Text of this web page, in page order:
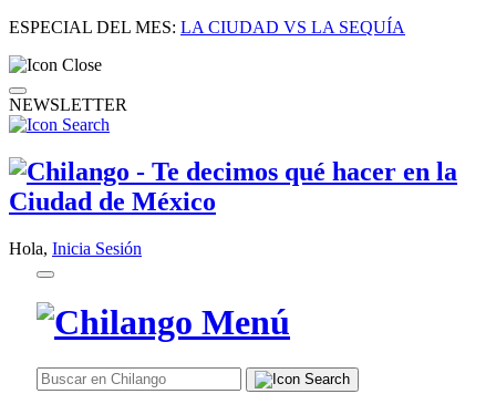
ESPECIAL DEL MES: LA CIUDAD VS LA SEQUÍA
NEWSLETTER
Hola, Inicia Sesión